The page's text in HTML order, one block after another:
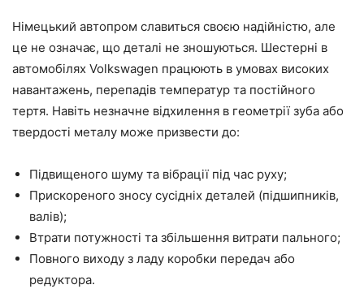
Німецький автопром славиться своєю надійністю, але
це не означає, що деталі не зношуються. Шестерні в
автомобілях Volkswagen працюють в умовах високих
навантажень, перепадів температур та постійного
тертя. Навіть незначне відхилення в геометрії зуба або
твердості металу може призвести до:
Підвищеного шуму та вібрації під час руху;
Прискореного зносу сусідніх деталей (підшипників,
валів);
Втрати потужності та збільшення витрати пального;
Повного виходу з ладу коробки передач або
редуктора.